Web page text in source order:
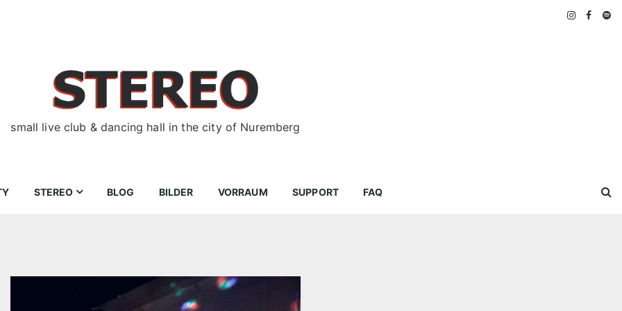
small live club & dancing hall in the city of Nuremberg
STEREO
Wegbeschreibung
BLOG BILDER VORRAUM SUPPORT FAQ